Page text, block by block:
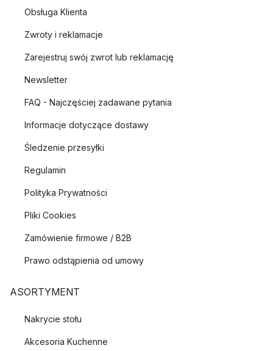
Obsługa Klienta
Zwroty i reklamacje
Zarejestruj swój zwrot lub reklamację
Newsletter
FAQ - Najczęściej zadawane pytania
Informacje dotyczące dostawy
Śledzenie przesyłki
Regulamin
Polityka Prywatności
Pliki Cookies
Zamówienie firmowe / B2B
Prawo odstąpienia od umowy
ASORTYMENT
Nakrycie stołu
Akcesoria Kuchenne